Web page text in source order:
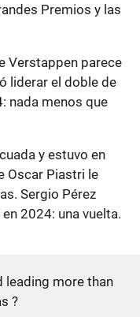
Premios y las
Verstappen parece
liderar el doble de
nada menos que
y estuvo en
Oscar Piastri le
Sergio Pérez
2024: una vuelta.
leading more than
?